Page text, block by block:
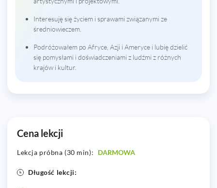
Interesuję się życiem i sprawami związanymi ze
średniowieczem.
Podróżowałem po Afryce, Azji i Ameryce i lubię dzielić
się pomysłami i doświadczeniami z ludźmi z różnych
krajów i kultur.
Cena lekcji
Lekcja próbna (30 min): DARMOWA
Długość lekcji: